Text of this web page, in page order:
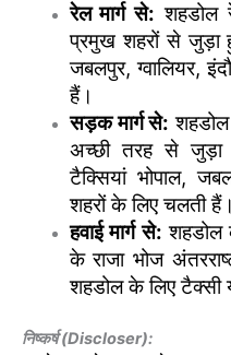
रेल मार्ग से: शहडोल
प्रमुख शहरों से जुड़ा
जबलपुर, ग्वालियर,
हैं।
सड़क मार्ग से: शहडोल
अच्छी तरह से
टैक्सियां भोपाल,
शहरों के लिए चलती हैं।
हवाई मार्ग से: शहडोल
के राजा भोज
शहडोल के लिए टैक्सी
निष्कर्ष (Discloser):